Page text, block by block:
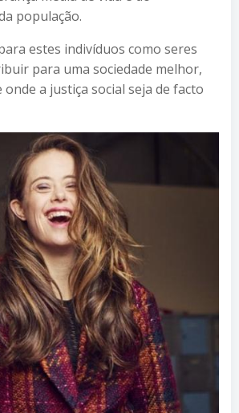
população.
estes indivíduos como seres
para uma sociedade melhor,
a justiça social seja de facto